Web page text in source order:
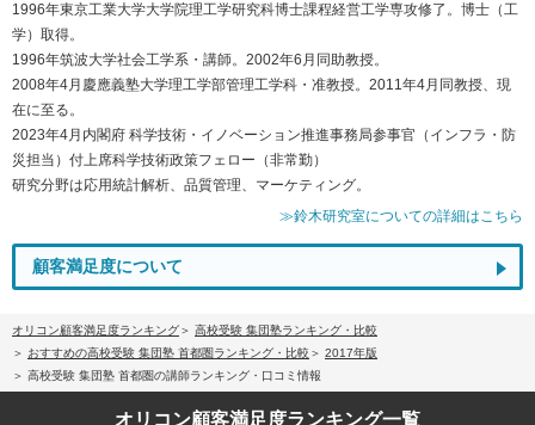
1996年東京工業大学大学院理工学研究科博士課程経営工学専攻修了。博士（工
学）取得。
1996年筑波大学社会工学系・講師。2002年6月同助教授。
2008年4月慶應義塾大学理工学部管理工学科・准教授。2011年4月同教授、現
在に至る。
2023年4月内閣府 科学技術・イノベーション推進事務局参事官（インフラ・防
災担当）付上席科学技術政策フェロー（非常勤）
研究分野は応用統計解析、品質管理、マーケティング。
≫鈴木研究室についての詳細はこちら
顧客満足度について
オリコン顧客満足度ランキング
高校受験 集団塾ランキング・比較
おすすめの高校受験 集団塾 首都圏ランキング・比較
2017年版
高校受験 集団塾 首都圏の講師ランキング・口コミ情報
オリコン顧客満足度ランキング一覧